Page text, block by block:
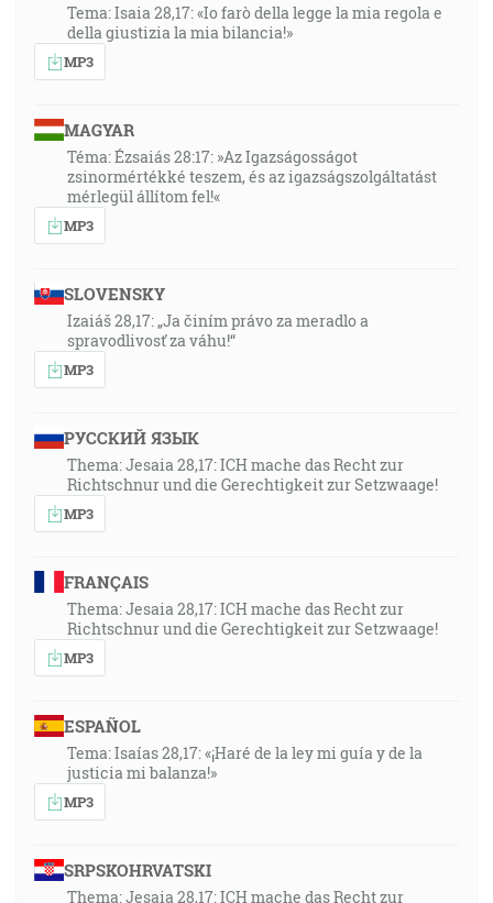
Tema: Isaia 28,17: «Io farò della legge la mia regola e
della giustizia la mia bilancia!»
MP3
MAGYAR
Téma: Ézsaiás 28:17: »Az Igazságosságot
zsinormértékké teszem, és az igazságszolgáltatást
mérlegül állítom fel!«
MP3
SLOVENSKY
Izaiáš 28,17: „Ja činím právo za meradlo a
spravodlivosť za váhu!“
MP3
РУССКИЙ ЯЗЫК
Thema: Jesaia 28,17: ICH mache das Recht zur
Richtschnur und die Gerechtigkeit zur Setzwaage!
MP3
FRANÇAIS
Thema: Jesaia 28,17: ICH mache das Recht zur
Richtschnur und die Gerechtigkeit zur Setzwaage!
MP3
ESPAÑOL
Tema: Isaías 28,17: «¡Haré de la ley mi guía y de la
justicia mi balanza!»
MP3
SRPSKOHRVATSKI
Thema: Jesaia 28,17: ICH mache das Recht zur